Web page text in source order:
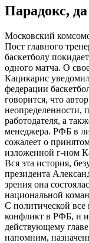
Парадокс,
Московский
Пост главного
баскетболу
одного матча. О
Кацикарис
федерации
говорится, что
неопределенности,
работодателя, а
менеджера. РФБ в
сожалеет о
изложенной г-ном
Вся эта история,
президента
зрения она
национальной
С политической
конфликт в РФБ, и
действующему
напомним,